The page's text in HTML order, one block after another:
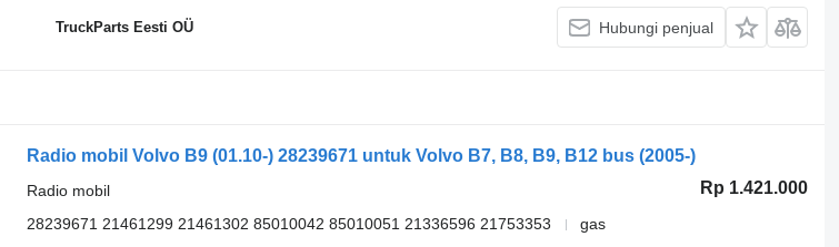
TruckParts Eesti OÜ Hubungi penjual
Radio mobil Volvo B9 (01.10-) 28239671 untuk Volvo B7, B8, B9, B12 bus (2005-)
Rp 1.421.000
Radio mobil
28239671 21461299 21461302 85010042 85010051 21336596 21753353
gas